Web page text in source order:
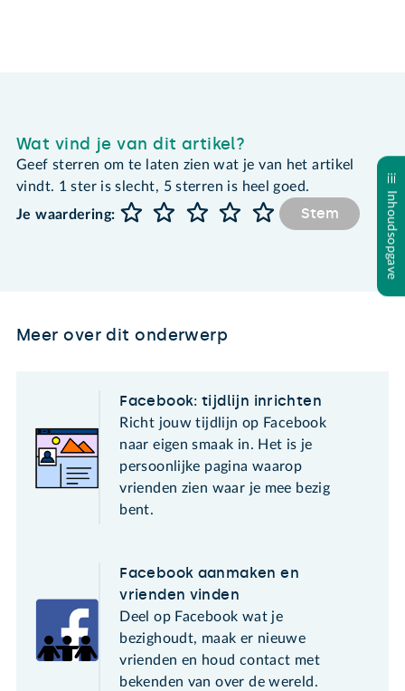
Inhoudsopgave
Wat vind je van dit artikel?
Geef sterren om te laten zien wat je van het artikel
vindt. 1 ster is slecht, 5 sterren is heel goed.
Je waardering:
Stem
Meer over dit onderwerp
Facebook: tijdlijn inrichten
Richt jouw tijdlijn op Facebook
naar eigen smaak in. Het is je
persoonlijke pagina waarop
vrienden zien waar je mee bezig
bent.
Facebook aanmaken en
vrienden vinden
Deel op Facebook wat je
bezighoudt, maak er nieuwe
vrienden en houd contact met
bekenden van over de wereld.